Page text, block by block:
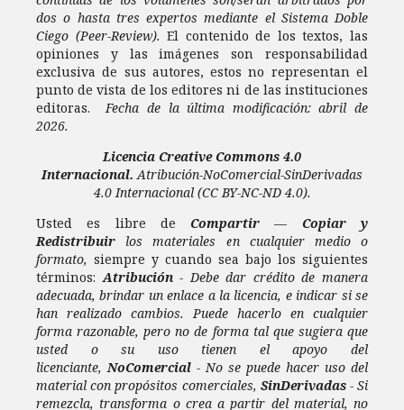
dos o hasta tres expertos mediante el Sistema Doble
Ciego (Peer-Review). El contenido de los textos, las
opiniones y las imágenes son responsabilidad
exclusiva de sus autores, estos no representan el
punto de vista de los editores ni de las instituciones
editoras. Fecha de la última modificación: abril de
2026.
Licencia Creative Commons 4.0
Internacional.Atribución-NoComercial-SinDerivadas
4.0 Internacional(CC BY-NC-ND 4.0).
Usted es libre de Compartir — Copiar y
Redistribuir los materiales en cualquier medio o
formato, siempre y cuando sea bajo los siguientes
términos:Atribución- Debe dar crédito de manera
adecuada, brindar un enlace a la licencia, e indicar si se
han realizado cambios. Puede hacerlo en cualquier
forma razonable, pero no de forma tal que sugiera que
usted o su uso tienen el apoyo del
licenciante,NoComercial - No se puede hacer uso del
material con propósitos comerciales, SinDerivadas- Si
remezcla, transforma o crea a partir del material, no